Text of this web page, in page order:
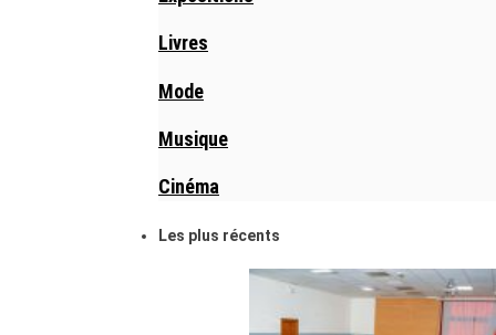
Livres
Mode
Musique
Cinéma
Les plus récents